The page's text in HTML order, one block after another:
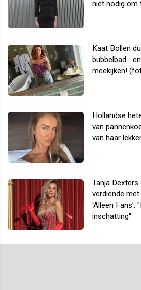
niet nodig om
Kaat Bollen
bubbelbad...
meekijken!
Hollandse
van
van haar
Tanja
verdiende
'Alleen Fans':
inschatting"